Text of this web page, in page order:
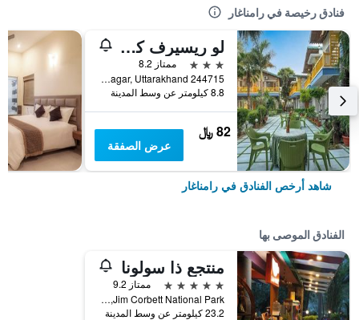
فنادق رخيصة في رامناغار
لو ريسيرف كوربيت
3 نجوم
ممتاز 8.2
Dhikuli, Uttarakhand, Ramnagar, Uttarakhand 244715, India Dhikuli, Uttarakhand, Ramnagar, Uttarakhand 244715, رامناغار, الهند
8.8 كيلومتر عن وسط المدينة
82 ﷼
عرض الصفقة
شاهد أرخص الفنادق في رامناغار
الفنادق الموصى بها
منتجع ذا سولونا
5 نجوم
ممتاز 9.2
Marchula,Jim Corbett National Park, رامناغار, الهند
23.2 كيلومتر عن وسط المدينة